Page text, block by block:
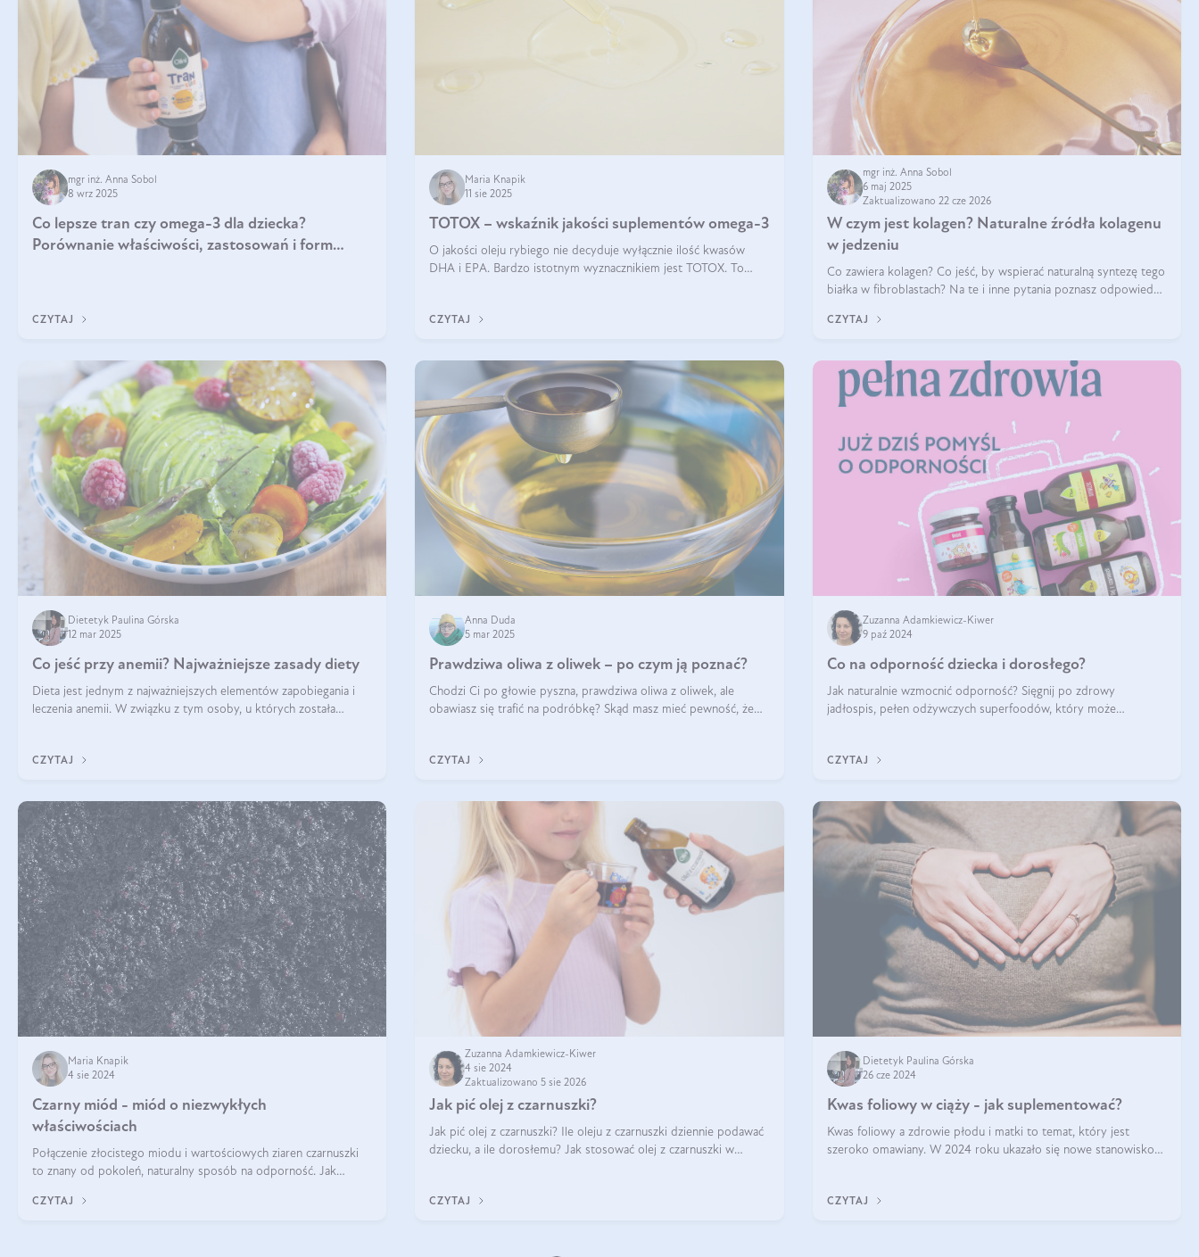
mgr inż. Anna Sobol
8 wrz 2025
Co lepsze tran czy omega-3 dla dziecka?
Porównanie właściwości, zastosowań i form
CZYTAJ
Maria Knapik
11 sie 2025
TOTOX – wskaźnik jakości suplementów omega-3
O jakości oleju rybiego nie decyduje wyłącznie ilość kwasów
DHA i EPA. Bardzo istotnym wyznacznikiem jest TOTOX. To
CZYTAJ
mgr inż. Anna Sobol
6 maj 2025
Zaktualizowano 22 cze 2026
W czym jest kolagen? Naturalne źródła kolagenu
w jedzeniu
Co zawiera kolagen? Co jeść, by wspierać naturalną syntezę tego
białka w fibroblastach? Na te i inne pytania poznasz odpowiedź
CZYTAJ
Dietetyk Paulina Górska
12 mar 2025
Co jeść przy anemii? Najważniejsze zasady diety
Dieta jest jednym z najważniejszych elementów zapobiegania i
leczenia anemii. W związku z tym osoby, u których została
CZYTAJ
Anna Duda
5 mar 2025
Prawdziwa oliwa z oliwek – po czym ją poznać?
Chodzi Ci po głowie pyszna, prawdziwa oliwa z oliwek, ale
obawiasz się trafić na podróbkę? Skąd masz mieć pewność, że
CZYTAJ
Zuzanna Adamkiewicz-Kiwer
9 paź 2024
Co na odporność dziecka i dorosłego?
Jak naturalnie wzmocnić odporność? Sięgnij po zdrowy
jadłospis, pełen odżywczych superfoodów, który może
CZYTAJ
Maria Knapik
4 sie 2024
Czarny miód - miód o niezwykłych
właściwościach
Połączenie złocistego miodu i wartościowych ziaren czarnuszki
to znany od pokoleń, naturalny sposób na odporność. Jak
go wykorzystać? Wszys
CZYTAJ
Zuzanna Adamkiewicz-Kiwer
4 sie 2024
Zaktualizowano 5 sie 2026
Jak pić olej z czarnuszki?
Jak pić olej z czarnuszki? Ile oleju z czarnuszki dziennie podawać
dziecku, a ile dorosłemu? Jak stosować olej z czarnuszki w
CZYTAJ
Dietetyk Paulina Górska
26 cze 2024
Kwas foliowy w ciąży - jak suplementować?
Kwas foliowy a zdrowie płodu i matki to temat, który jest
szeroko omawiany. W 2024 roku ukazało się nowe stanowisko
CZYTAJ